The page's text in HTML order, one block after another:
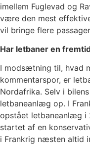
imellem Fuglevad og
være den mest
vil bringe flere
Har letbaner en
I modsætning til, hvad
kommentarspor, er
Nordafrika. Selv i
letbaneanlæg op. I
opstået letbaneanlæg i
startet af en
i Frankrig næsten altid